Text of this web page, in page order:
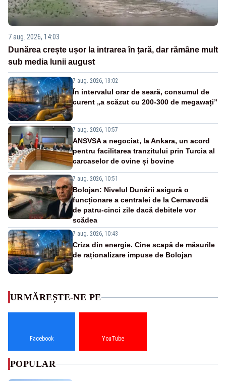
7 aug. 2026, 14:03
Dunărea crește ușor la intrarea în țară, dar rămâne mult
sub media lunii august
7 aug. 2026, 13:02
În intervalul orar de seară, consumul de
curent „a scăzut cu 200-300 de megawați”
7 aug. 2026, 10:57
ANSVSA a negociat, la Ankara, un acord
pentru facilitarea tranzitului prin Turcia al
carcaselor de ovine și bovine
7 aug. 2026, 10:51
Bolojan: Nivelul Dunării asigură o
funcționare a centralei de la Cernavodă
de patru-cinci zile dacă debitele vor
scădea
7 aug. 2026, 10:43
Criza din energie. Cine scapă de măsurile
de raționalizare impuse de Bolojan
URMĂREȘTE-NE PE
Facebook YouTube
POPULAR